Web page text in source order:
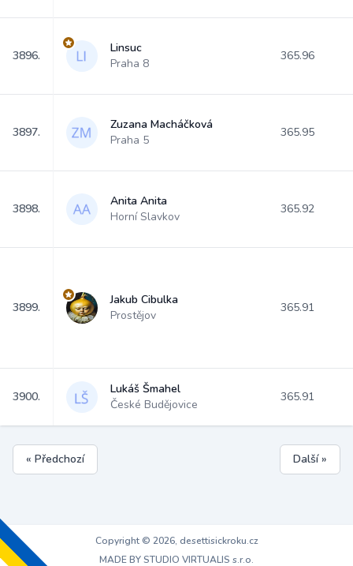
3896.
Linsuc
Praha 8
365.96
3897.
Zuzana Macháčková
Praha 5
365.95
3898.
Anita Anita
Horní Slavkov
365.92
3899.
Jakub Cibulka
Prostějov
365.91
3900.
Lukáš Šmahel
České Budějovice
365.91
« Předchozí Další »
Copyright © 2026, desettisickroku.cz
MADE BY STUDIO VIRTUALIS s.r.o.